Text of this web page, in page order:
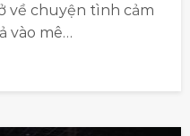
về chuyện tình cảm
vào mê…